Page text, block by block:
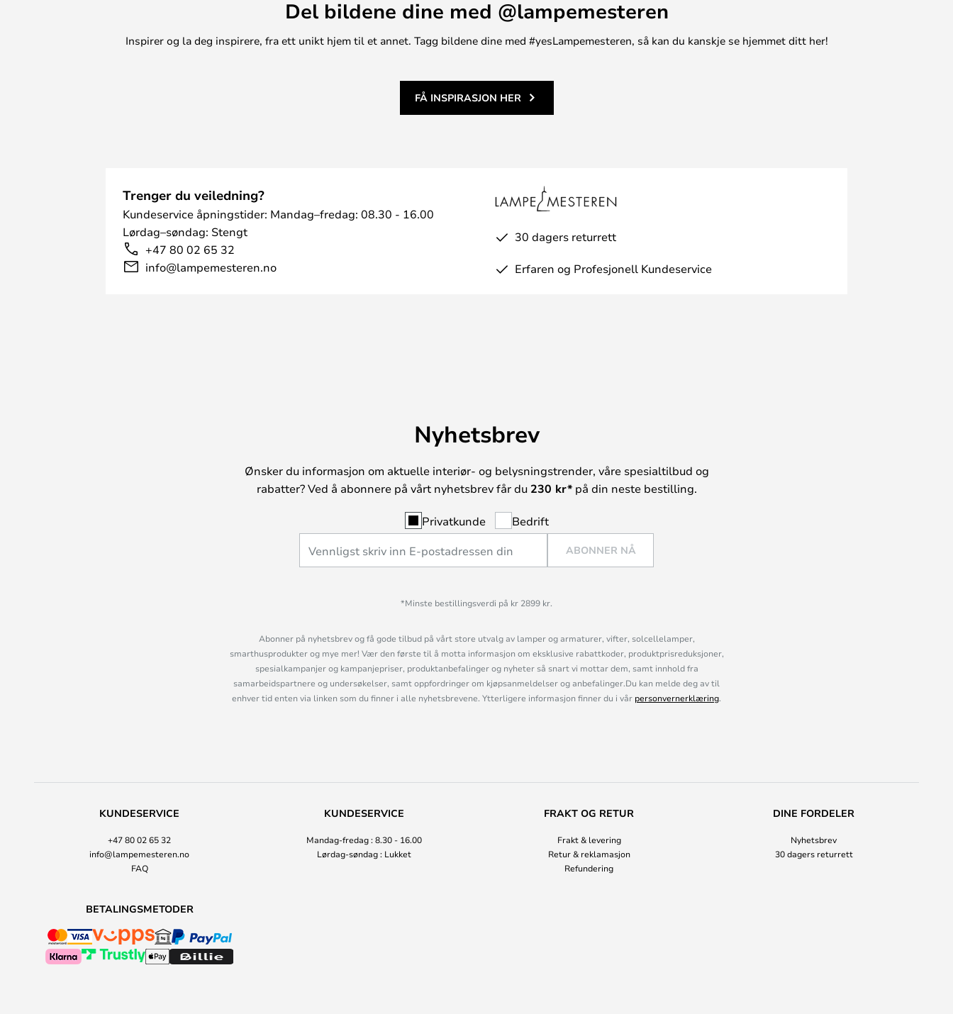
Del bildene dine med @lampemesteren
Inspirer og la deg inspirere, fra ett unikt hjem til et annet. Tagg bildene dine med #yesLampemesteren, så kan du kanskje se hjemmet ditt her!
FÅ INSPIRASJON HER
Trenger du veiledning?
Kundeservice åpningstider: Mandag–fredag: 08.30 - 16.00
Lørdag–søndag: Stengt
+47 80 02 65 32
info@lampemesteren.no
30 dagers returrett
Erfaren og Profesjonell Kundeservice
Nyhetsbrev
Ønsker du informasjon om aktuelle interiør- og belysningstrender, våre spesialtilbud og
rabatter? Ved å abonnere på vårt nyhetsbrev får du 230 kr*på din neste bestilling.
Privatkunde Bedrift
ABONNER NÅ
*Minste bestillingsverdi på kr 2899 kr.
Abonner på nyhetsbrev og få gode tilbud på vårt store utvalg av lamper og armaturer, vifter, solcellelamper,
smarthusprodukter og mye mer! Vær den første til å motta informasjon om eksklusive rabattkoder, produktprisreduksjoner,
spesialkampanjer og kampanjepriser, produktanbefalinger og nyheter så snart vi mottar dem, samt innhold fra
samarbeidspartnere og undersøkelser, samt oppfordringer om kjøpsanmeldelser og anbefalinger.Du kan melde deg av til
enhver tid enten via linken som du finner i alle nyhetsbrevene. Ytterligere informasjon finner du i vår personvernerklæring.
KUNDESERVICE
+47 80 02 65 32
info@lampemesteren.no
FAQ
KUNDESERVICE
Mandag-fredag : 8.30 - 16.00
Lørdag-søndag : Lukket
FRAKT OG RETUR
Frakt & levering
Retur & reklamasjon
Refundering
DINE FORDELER
Nyhetsbrev
30 dagers returrett
BETALINGSMETODER